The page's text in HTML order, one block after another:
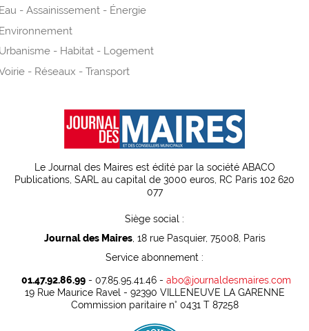
- Assainissement - Énergie
- Habitat - Logement
- Réseaux - Transport
Le Journal des Maires est édité par la société ABACO
Publications, SARL au capital de 3000 euros, RC Paris 102 620
077
Siège social :
Journal des Maires, 18 rue Pasquier, 75008, Paris
Service abonnement :
01.47.92.86.99- 07.85.95.41.46 - abo@journaldesmaires.com
19 Rue Maurice Ravel - 92390 VILLENEUVE LA GARENNE
Commission paritaire n° 0431 T 87258